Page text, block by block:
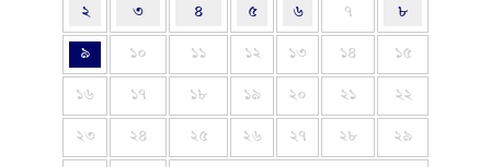
২ ৩ ৪ ৫ ৬ ৭ ৮
৯ ১০ ১১ ১২ ১৩ ১৪ ১৫
১৬ ১৭ ১৮ ১৯ ২০ ২১ ২২
২৩ ২৪ ২৫ ২৬ ২৭ ২৮ ২৯